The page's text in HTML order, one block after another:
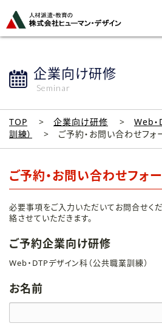
企業向け研修
Seminar
TOP 企業向け研修
Web・
訓練）
ご予約・お問い合わせフォ
ご予約・お問い合わせフォ
必要事項をご入力いただいてお問合せく
絡させていただきます。
ご予約企業向け研修
Web・DTPデザイン科（公共職業訓練）
お名前
ジ
ト